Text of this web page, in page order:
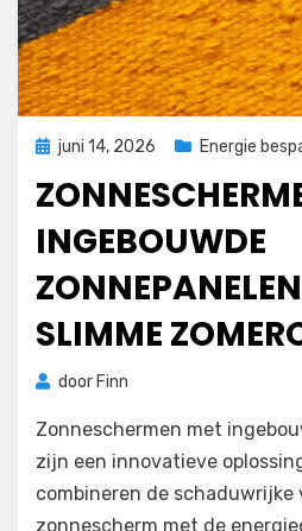
Geplaatst
juni 14, 2026 Energie
INGEBOUWDE
SLIMME
door Finn
Zonneschermen met
zijn een innovatieve
combineren de schaduwrijke
zonnescherm met de